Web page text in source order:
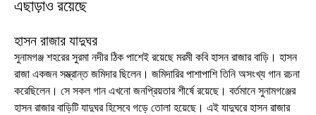
এছাড়াও রয়েছে
হাসন রাজার যাদুঘর
সুনামগঞ্জ শহরের সুরমা নদীর ঠিক পাশেই রয়েছে মরমী কবি হাসন রাজার বাড়ি। হাসন
রাজা একজন সম্ভ্রান্ত জমিদার ছিলেন। জমিদারির পাশাপাশি তিনি অসংখ্য গান রচনা
করেছিলেন। সে সকল গান এখনো জনপ্রিয়তার শীর্ষে রয়েছে। বর্তমানে সুনামগঞ্জের
হাসন রাজার বাড়িটি যাদুঘর হিসেবে গড়ে তোলা হয়েছে। এই যাদুঘরে হাসন রাজার